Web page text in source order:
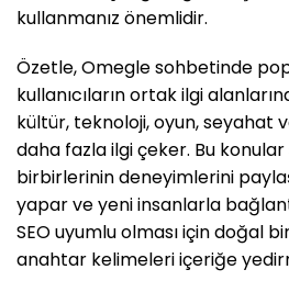
kullanmanız önemlidir.
Özetle, Omegle sohbetinde
kullanıcıların ortak ilgi
kültür, teknoloji, oyun, seyahat
daha fazla ilgi çeker. Bu konular
birbirlerinin deneyimlerini
yapar ve yeni insanlarla
SEO uyumlu olması için doğal
anahtar kelimeleri içeriğe